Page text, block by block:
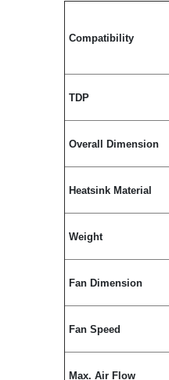
Compatibility
TDP
Overall Dimension
Heatsink Material
Weight
Fan Dimension
Fan Speed
Max. Air Flow